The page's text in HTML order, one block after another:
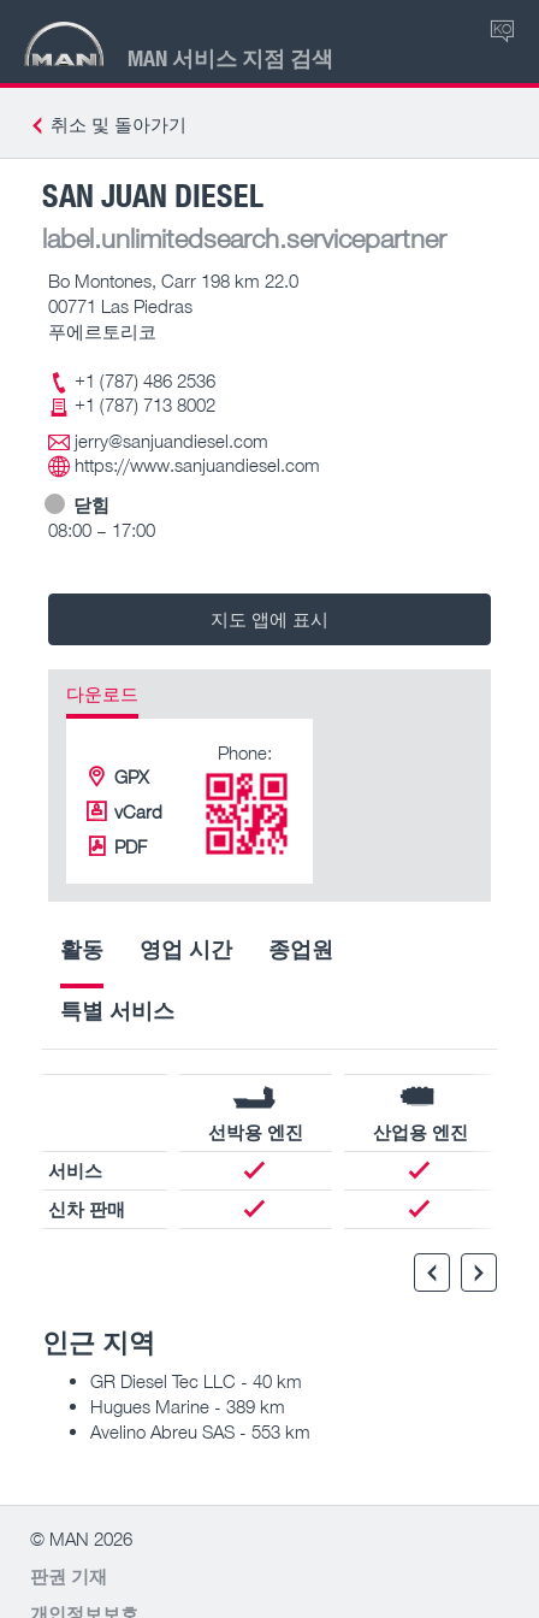
MAN 서비스 지점 검색
KO
취소 및 돌아가기
SAN JUAN DIESEL
label.unlimitedsearch.servicepartner
Bo Montones, Carr 198 km 22.0
00771 Las Piedras
푸에르토리코
+1 (787) 486 2536
+1 (787) 713 8002
jerry@sanjuandiesel.com
https://www.sanjuandiesel.com
닫힘
08:00 – 17:00
지도 앱에 표시
다운로드
GPX
vCard
PDF
Phone:
활동 영업 시간 종업원
특별 서비스
선박용 엔진
산업용 엔진
서비스
신차 판매
인근 지역
GR Diesel Tec LLC - 40 km
Hugues Marine - 389 km
Avelino Abreu SAS - 553 km
© MAN 2026
판권 기재
개인정보보호